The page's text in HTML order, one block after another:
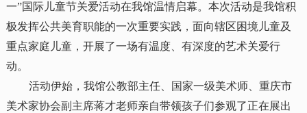
一”国际儿童节关爱活动在我馆温情启幕。本次活动是我馆积
极发挥公共美育职能的一次重要实践，面向辖区困境儿童及
重点家庭儿童，开展了一场有温度、有深度的艺术关爱行
动。
活动伊始，我馆公教部主任、国家一级美术师、重庆市
美术家协会副主席蒋才老师亲自带领孩子们参观了正在展出